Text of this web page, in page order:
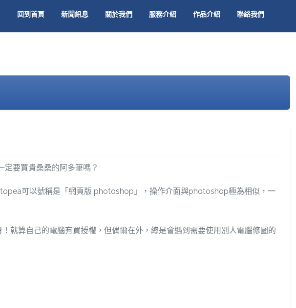
回到首頁 新聞訊息 關於我們 服務介紹 作品介紹 聯絡我們
要買貴桑桑的阿多筆嗎？
可以號稱是「網頁版 photoshop」，操作介面與photoshop極為相似，一
算自己的電腦有買授權，但偶爾在外，總是會遇到需要使用別人電腦修圖的